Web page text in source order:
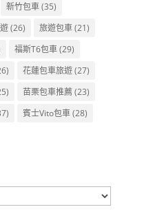
新竹包車(35)
(26) 旅遊包車(21)
福斯T6包車(29)
花蓮包車旅遊(27)
苗栗包車推薦(23)
賓士Vito包車(28)